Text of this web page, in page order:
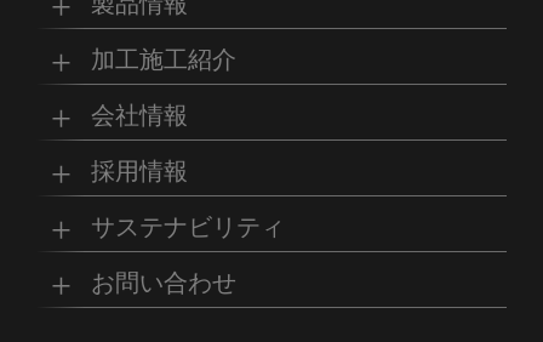
MKブランド製品 新商品紹介
取扱製品情報
SDSダウンロード
加工施工紹介
グループの総合力 乗り物
工場
会社情報
会社概要 経営理念
沿革
採用情報
マイナビ採用ページ
サステナビリティ
リサイクルへの取り組
SDGsへの取り組み
お問い合わせ